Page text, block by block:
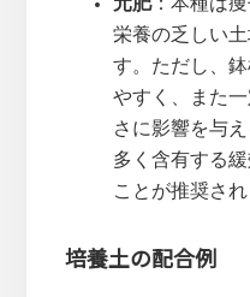
栄養の乏しい
す。ただし、
やすく、また
さに影響を与
多く含有する
ことが推奨され
培養土の配合例